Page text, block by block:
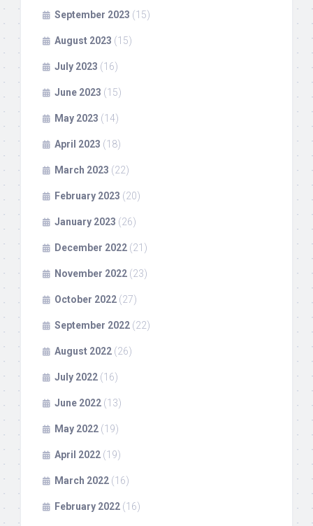
September 2023 (15)
August 2023 (15)
July 2023 (16)
June 2023 (15)
May 2023 (14)
April 2023 (18)
March 2023 (22)
February 2023 (20)
January 2023 (26)
December 2022 (21)
November 2022 (23)
October 2022 (27)
September 2022 (22)
August 2022 (26)
July 2022 (16)
June 2022 (13)
May 2022 (19)
April 2022 (19)
March 2022 (16)
February 2022 (16)